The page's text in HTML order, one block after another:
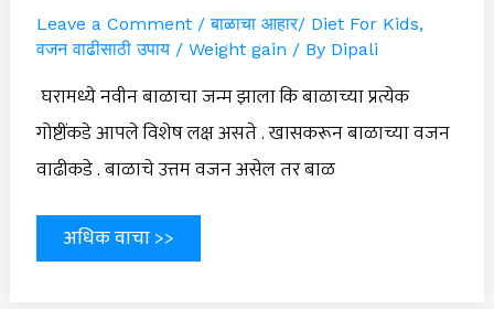
Leave a Comment /बाळाचा आहार/ Diet For Kids,
वजन वाढीसाठी उपाय / Weight gain / By Dipali
घरामध्ये नवीन बाळाचा जन्म झाला कि बाळाच्या प्रत्येक
गोष्टींकडे आपले विशेष लक्ष असते . खासकरून बाळाच्या वजन
वाढीकडे . बाळाचे उत्तम वजन असेल तर बाळ
अधिक वाचा >>